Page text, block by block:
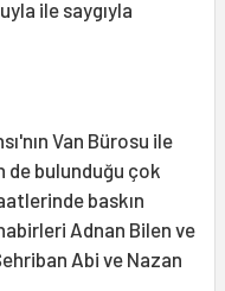
ile saygıyla
Van Bürosu ile
de bulunduğu çok
baskın
Adnan Bilen ve
Abi ve Nazan